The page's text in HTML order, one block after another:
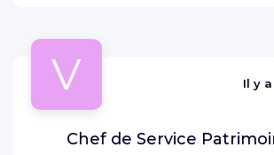
V Il y a
Chef de Service